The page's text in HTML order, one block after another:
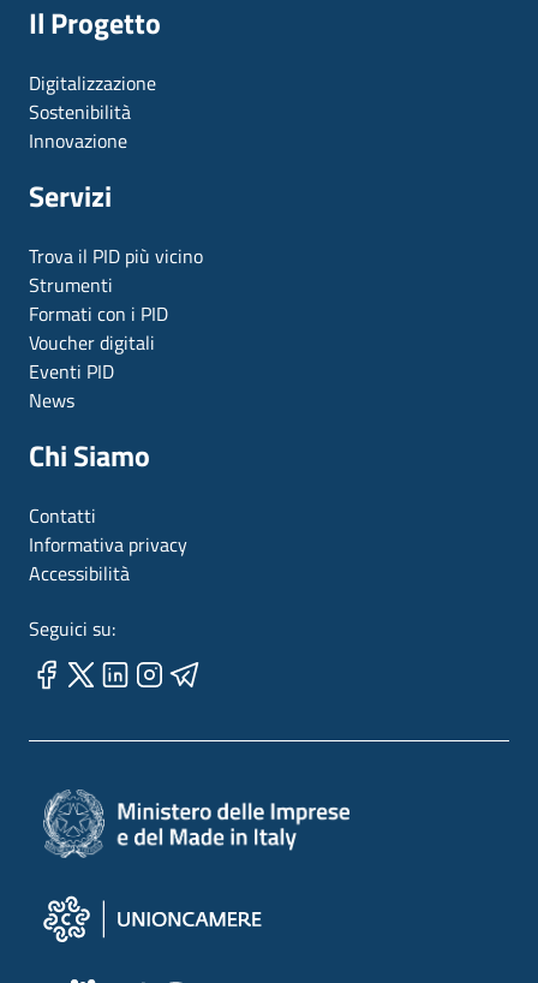
Il Progetto
Digitalizzazione
Sostenibilità
Innovazione
Servizi
Trova il PID più vicino
Strumenti
Formati con i PID
Voucher digitali
Eventi PID
News
Chi Siamo
Contatti
Informativa privacy
Accessibilità
Seguici su: